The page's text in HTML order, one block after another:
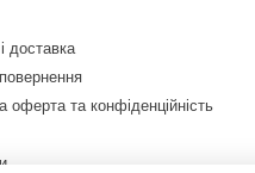
доставка
оферта та конфіденційність